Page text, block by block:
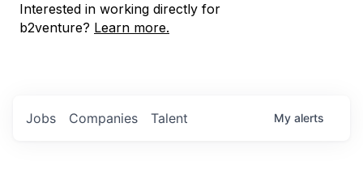
Interested in working directly for
b2venture? Learn more.
Jobs Companies Talent My alerts